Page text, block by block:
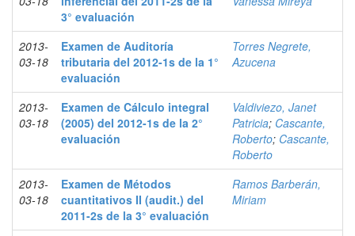
3° evaluación
2013-
03-18
Examen de Auditoría
tributaria del 2012-1s de la 1°
evaluación
Torres Negrete,
Azucena
2013-
03-18
Examen de Cálculo integral
(2005) del 2012-1s de la 2°
evaluación
Valdiviezo, Janet
Patricia; Cascante,
Roberto; Cascante,
Roberto
2013-
03-18
Examen de Métodos
cuantitativos II (audit.) del
2011-2s de la 3° evaluación
Ramos Barberán,
Miriam